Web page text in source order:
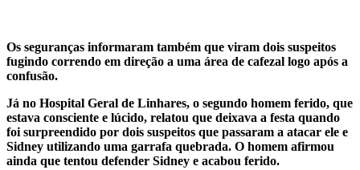
Os seguranças informaram também que viram dois suspeitos
fugindo correndo em direção a uma área de cafezal logo após a
confusão.
Já no Hospital Geral de Linhares, o segundo homem ferido, que
estava consciente e lúcido, relatou que deixava a festa quando
foi surpreendido por dois suspeitos que passaram a atacar ele e
Sidney utilizando uma garrafa quebrada. O homem afirmou
ainda que tentou defender Sidney e acabou ferido.